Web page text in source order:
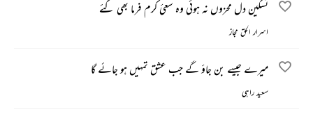
تسکین دل محزوں نہ ہوئی وہ سعئ کرم فرما بھی گئے
اسرار الحق مجاز
میرے جیسے بن جاؤ گے جب عشق تمہیں ہو جائے گا
سعید راہی